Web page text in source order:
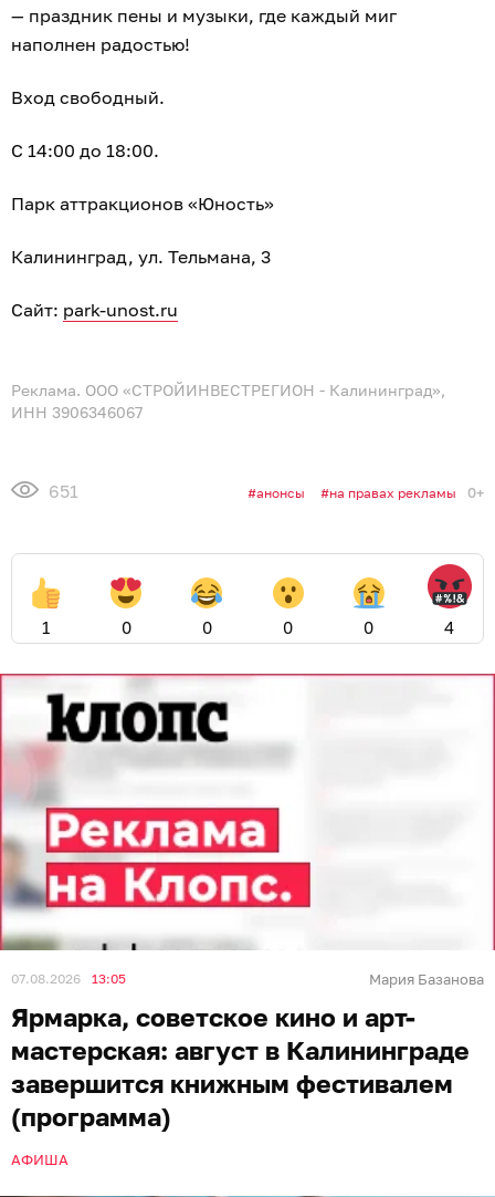
— праздник пены и музыки, где каждый миг
наполнен радостью!
Вход свободный.
С 14:00 до 18:00.
Парк аттракционов «Юность»
Калининград, ул. Тельмана, 3
Сайт: park-unost.ru
Реклама. ООО «СТРОЙИНВЕСТРЕГИОН - Калининград»,
ИНН 3906346067
651 анонсы на правах рекламы 0+
1 0 0 0 0 4
07.08.2026 13:05 Мария Базанова
Ярмарка, советское кино и арт-
мастерская: август в Калининграде
завершится книжным фестивалем
(программа)
АФИША